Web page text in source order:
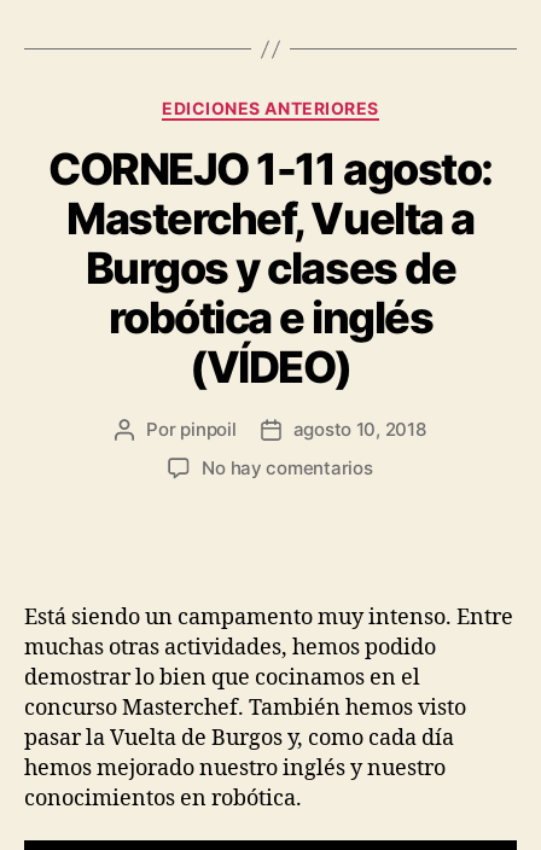
EDICIONES ANTERIORES
CORNEJO 1-11 agosto:
Masterchef, Vuelta a
Burgos y clases de
robótica e inglés
(VÍDEO)
Por pinpoil
agosto 10, 2018
No hay comentarios
Está siendo un campamento muy intenso. Entre
muchas otras actividades, hemos podido
demostrar lo bien que cocinamos en el
concurso Masterchef. También hemos visto
pasar la Vuelta de Burgos y, como cada día
hemos mejorado nuestro inglés y nuestro
conocimientos en robótica.